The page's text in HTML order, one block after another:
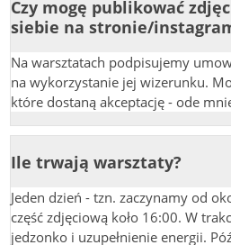
Czy mogę publikować
siebie na stronie/
Na warsztatach podpisujemy
na wykorzystanie jej wizerunku.
które dostaną akceptację - ode
Ile trwają warsztaty?
Jeden dzień - tzn. zaczynamy od
część zdjęciową koło 16:00. W
jedzonko i uzupełnienie energii.